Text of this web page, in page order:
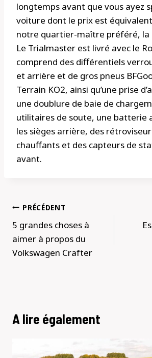
longtemps avant que vous ayez
voiture dont le prix est
notre quartier-maître préféré, la
Le Trialmaster est livré avec le
comprend des différentiels
et arrière et de gros pneus
Terrain KO2, ainsi qu’une prise
une doublure de baie de
utilitaires de soute, une batterie
les sièges arrière, des
chauffants et des capteurs de
avant.
Navigation
de
l’article
PRÉCÉDENT
5 grandes choses à
aimer à propos du
Volkswagen Crafter
A lire également